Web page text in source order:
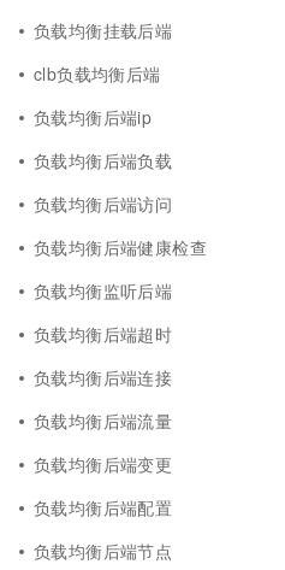
负载均衡挂载后端
clb负载均衡后端
负载均衡后端ip
负载均衡后端负载
负载均衡后端访问
负载均衡后端健康检查
负载均衡监听后端
负载均衡后端超时
负载均衡后端连接
负载均衡后端流量
负载均衡后端变更
负载均衡后端配置
负载均衡后端节点